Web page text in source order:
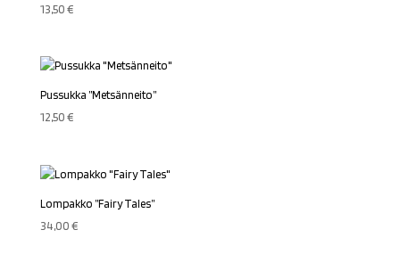
13,50€
Pussukka ”Metsänneito”
12,50€
Lompakko ”Fairy Tales”
34,00€